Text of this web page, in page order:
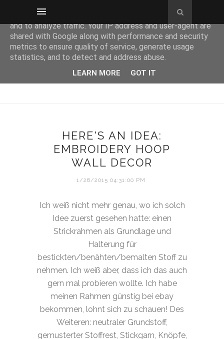
HERE'S AN IDEA:
EMBROIDERY HOOP
WALL DECOR
1/26/2015 04:31:00 PM
Ich weiß nicht mehr genau, wo ich solch
Idee zuerst gesehen hatte: einen
Strickrahmen als Grundlage und
Halterung für
bestickten/benähten/bemalten Stoff zu
nehmen. Ich weiß aber, dass ich das auch
gern mal probieren wollte. Ich habe
meinen Rahmen günstig bei ebay
bekommen, lohnt sich zu schauen! Des
Weiteren: neutraler Grundstoff,
gemusterter Stoffrest, Stickgarn, Knöpfe,
This site uses cookies from Google to deliver its services
and to analyze traffic. Your IP address and user-agent are
shared with Google along with performance and security
metrics to ensure quality of service, generate usage
statistics, and to detect and address abuse.
LEARN MORE GOT IT